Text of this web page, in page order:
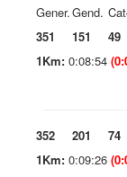
Gener.Gend.
351
151 49
1Km: 0:08:54
352 201 74
1Km: 0:09:26